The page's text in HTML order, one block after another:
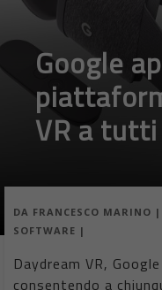
Google
VR a
DA FRANCESCO MARINO |
SOFTWARE |
Daydream VR,
consentendo a